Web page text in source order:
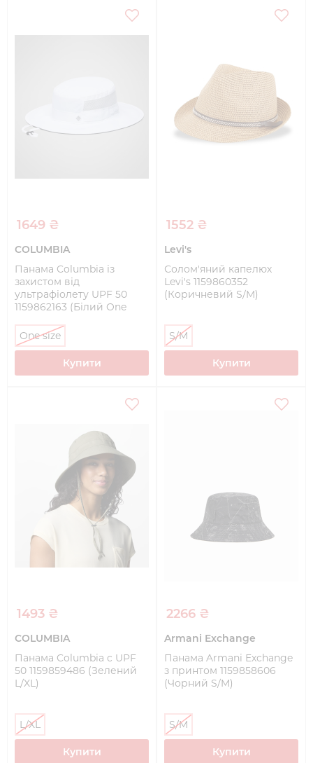
1649 ₴
COLUMBIA
Панама Columbia із
захистом від
ультрафіолету UPF 50
1159862163 (Білий One
One size
Купити
1552 ₴
Levi's
Солом'яний капелюх
Levi's 1159860352
(Коричневий S/M)
S/M
Купити
1493 ₴
COLUMBIA
Панама Columbia c UPF
50 1159859486 (Зелений
L/XL)
L/XL
Купити
2266 ₴
Armani Exchange
Панама Armani Exchange
з принтом 1159858606
(Чорний S/M)
S/M
Купити